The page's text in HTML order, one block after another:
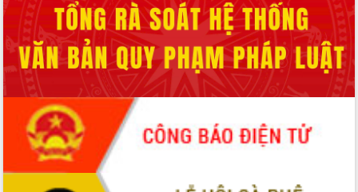
Gặp mặt các cơ quan báo chí nhân Kỷ
niệm 101 năm Ngày Báo chí Cách
mạng Việt Nam
Đắk Lắk sơ kết 4 năm triển khai thực
hiện Đề án 06 của Chính phủ
Họp báo thông tin về Hội nghị Công bố
Quy hoạch và Xúc tiến đầu tư tỉnh Đắk
Lắk
Khơi thông điểm nghẽn, đẩy nhanh
giải ngân vốn khắc phục thiên tai